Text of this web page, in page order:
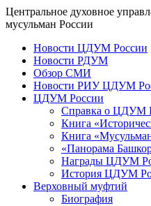
Центральное духовное
мусульман России
Новости ЦДУМ России
Новости РДУМ
Обзор СМИ
Новости РИУ ЦДУМ
ЦДУМ России
Справка о ЦДУМ
Книга
Книга
«Панорама
Награды ЦДУМ
История ЦДУМ
Верховный муфтий
Биография